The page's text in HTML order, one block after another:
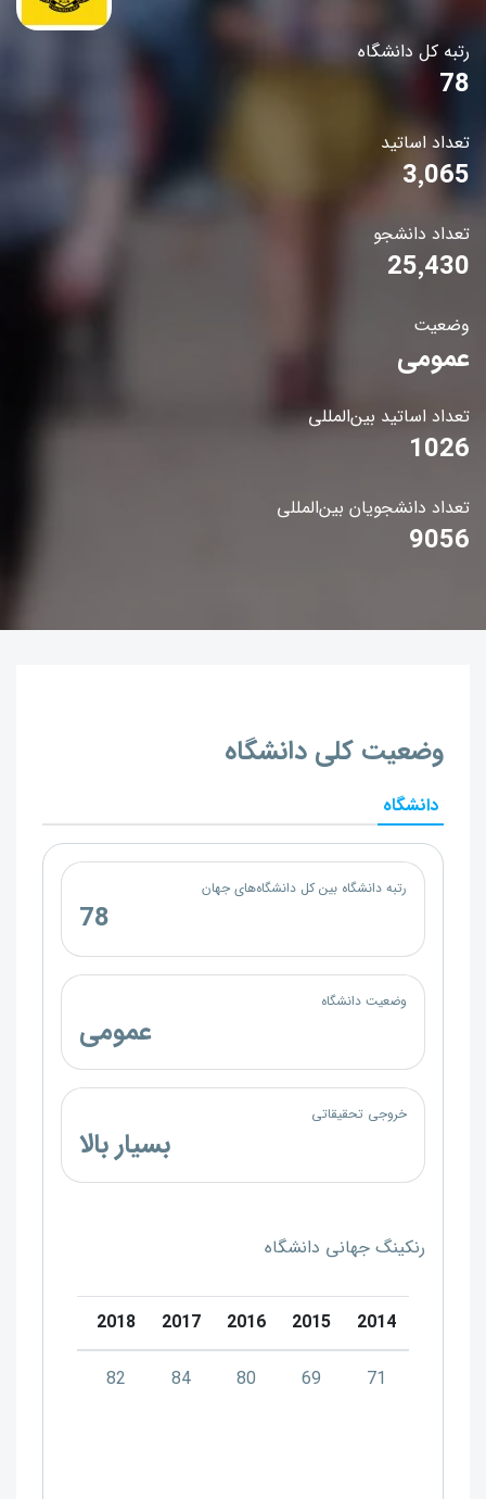
رتبه کل دانشگاه
78
تعداد اساتید
3٬065
تعداد دانشجو
25٬430
وضعیت
عمومی
تعداد اساتید بین‌المللی
1026
تعداد دانشجویان بین‌المللی
9056
وضعیت کلی دانشگاه
دانشگاه
رتبه دانشگاه بین کل دانشگاه‌های جهان
78
وضعیت دانشگاه
عمومی
خروجی تحقیقاتی
بسیار بالا
رنکینگ جهانی دانشگاه
2014
2015
2016
2017
2018
71
69
80
84
82